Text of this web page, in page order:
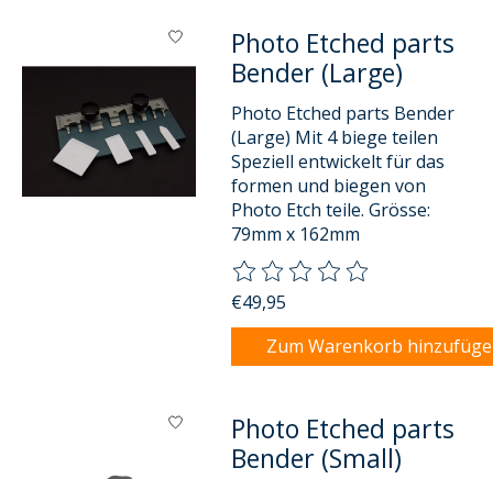
Photo Etched parts
Bender (Large)
Photo Etched parts Bender
(Large) Mit 4 biege teilen
Speziell entwickelt für das
formen und biegen von
Photo Etch teile. Grösse:
79mm x 162mm
Die Bewertung dieses
€49,95
Zum Warenkorb
Photo Etched parts
Bender (Small)